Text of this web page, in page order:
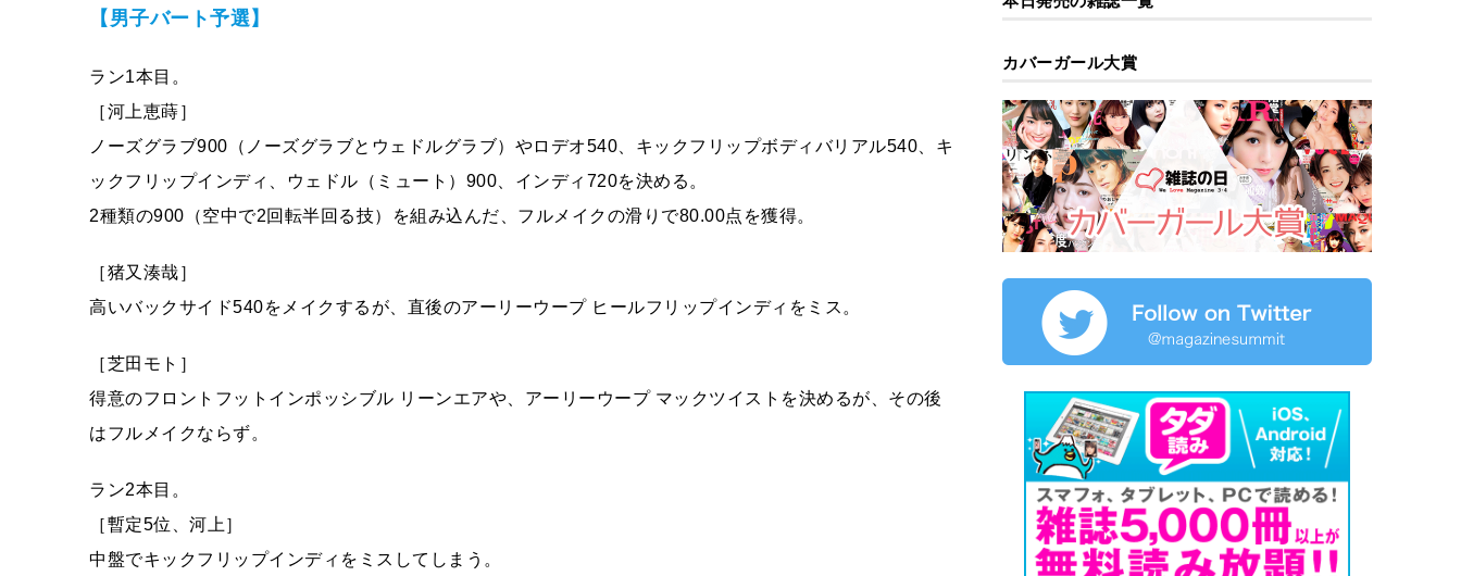
【男子バート予選】
ラン1本目。
［河上恵蒔］
ノーズグラブ900（ノーズグラブとウェドルグラブ）やロデオ540、キックフリップボディバリアル540、キ
ックフリップインディ、ウェドル（ミュート）900、インディ720を決める。
2種類の900（空中で2回転半回る技）を組み込んだ、フルメイクの滑りで80.00点を獲得。
［猪又湊哉］
高いバックサイド540をメイクするが、直後のアーリーウープ ヒールフリップインディをミス。
［芝田モト］
得意のフロントフットインポッシブル リーンエアや、アーリーウープ マックツイストを決めるが、その後
はフルメイクならず。
ラン2本目。
［暫定5位、河上］
中盤でキックフリップインディをミスしてしまう。
カバーガール大賞